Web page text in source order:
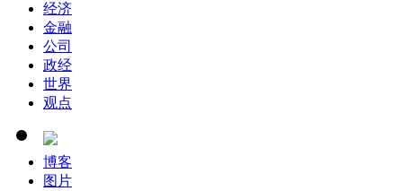
经济
金融
公司
政经
世界
观点
博客
图片